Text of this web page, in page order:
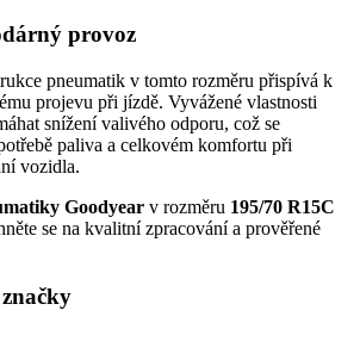
provoz
pneumatik v tomto rozměru přispívá k
projevu při jízdě. Vyvážené vlastnosti
snížení valivého odporu, což se
paliva a celkovém komfortu při
vozidla.
Goodyear v rozměru 195/70 R15C
se na kvalitní zpracování a prověřené